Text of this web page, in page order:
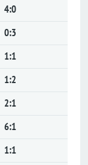
4:0
0:3
1:1
1:2
2:1
6:1
1:1